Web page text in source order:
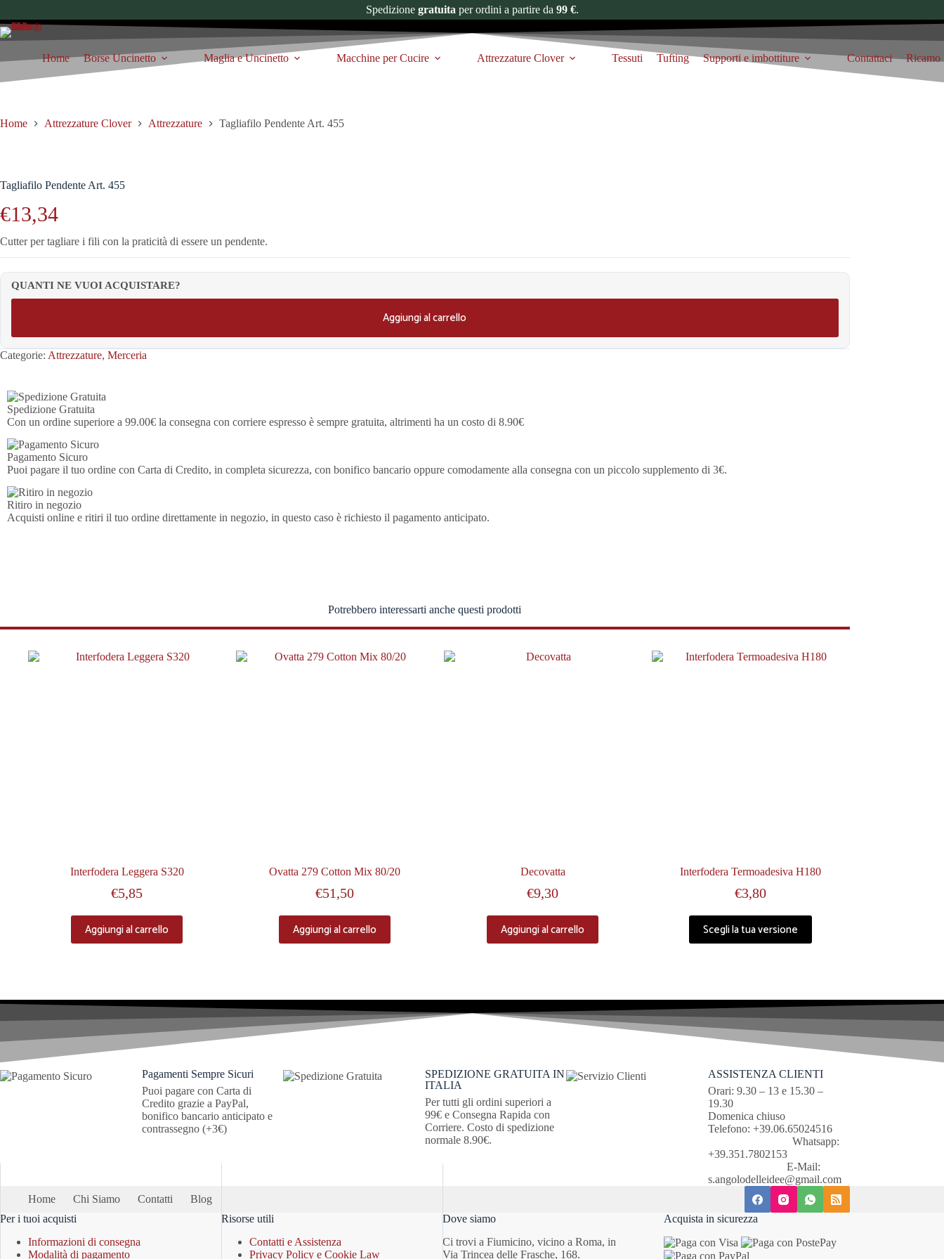
Spedizione gratuita per ordini a partire da 99 €.
Home Borse Uncinetto Maglia e Uncinetto Macchine per Cucire Attrezzature Clover Tessuti Tufting Supporti e imbottiture Contattaci Ricamo
Home Attrezzature Clover Attrezzature Tagliafilo Pendente Art. 455
Tagliafilo Pendente Art. 455
€13,34
Cutter per tagliare i fili con la praticità di essere un pendente.
QUANTI NE VUOI ACQUISTARE?
Aggiungi al carrello
Categorie: Attrezzature, Merceria
Spedizione Gratuita
Con un ordine superiore a 99.00€ la consegna con corriere espresso è sempre gratuita, altrimenti ha un costo di 8.90€
Pagamento Sicuro
Puoi pagare il tuo ordine con Carta di Credito, in completa sicurezza, con bonifico bancario oppure comodamente alla consegna con un piccolo supplemento di 3€.
Ritiro in negozio
Acquisti online e ritiri il tuo ordine direttamente in negozio, in questo caso è richiesto il pagamento anticipato.
Potrebbero interessarti anche questi prodotti
Interfodera Leggera S320
€5,85
Aggiungi al carrello
Ovatta 279 Cotton Mix 80/20
€51,50
Aggiungi al carrello
Decovatta
€9,30
Aggiungi al carrello
Interfodera Termoadesiva H180
€3,80
Scegli la tua versione
Pagamenti Sempre Sicuri
Puoi pagare con Carta di
Credito grazie a PayPal,
bonifico bancario anticipato e
contrassegno (+3€)
SPEDIZIONE GRATUITA IN
ITALIA
Per tutti gli ordini superiori a
99€ e Consegna Rapida con
Corriere. Costo di spedizione
normale 8.90€.
ASSISTENZA CLIENTI
Orari: 9.30 – 13 e 15.30 –
19.30
Domenica chiuso
Telefono: +39.06.65024516
Whatsapp:
+39.351.7802153
E-Mail:
s.angolodelleidee@gmail.com
Home
Chi Siamo Contatti
Blog
Per i tuoi acquisti
Informazioni di consegna
Modalità di pagamento
Risorse utili
Contatti e Assistenza
Privacy Policy e Cookie Law
Dove siamo
Ci trovi a Fiumicino, vicino a Roma, in
Via Trincea delle Frasche, 168.
Acquista in sicurezza